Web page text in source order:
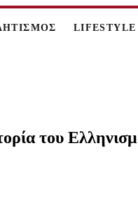
LIFESTYLE
του